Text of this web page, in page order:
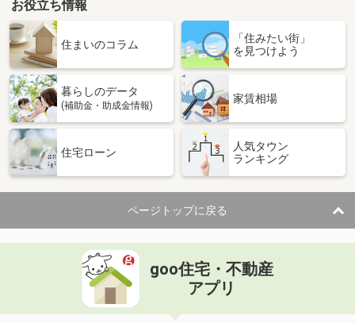
京都府京都市右京区山ノ内宮脇町
価 格
6.87万円
住 所
京都府京都市右京区山ノ内宮脇町
専有面積 25.52m²
京都府京都市左京区粟田口鳥居町
京都府京都市左京区粟田口鳥居町
京都府京都市伏見区納所町
価 格
お役立ち情報
住まいのコラム
「住みたい街」
を見つけよう
暮らしのデータ
(補助金・助成金情報)
家賃相場
住宅ローン
人気タウン
ランキング
ページトップに戻る
goo住宅・不動産
アプリ